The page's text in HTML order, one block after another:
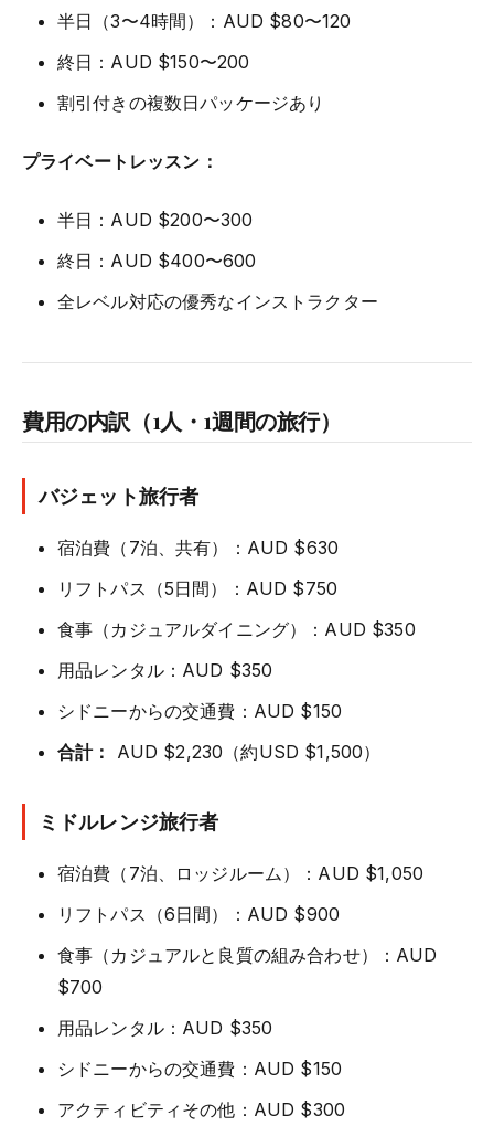
半日（3〜4時間）：AUD $80〜120
終日：AUD $150〜200
割引付きの複数日パッケージあり
プライベートレッスン：
半日：AUD $200〜300
終日：AUD $400〜600
全レベル対応の優秀なインストラクター
費用の内訳（1人・1週間の旅行）
バジェット旅行者
宿泊費（7泊、共有）：AUD $630
リフトパス（5日間）：AUD $750
食事（カジュアルダイニング）：AUD $350
用品レンタル：AUD $350
シドニーからの交通費：AUD $150
合計：
AUD $2,230（約USD $1,500）
ミドルレンジ旅行者
宿泊費（7泊、ロッジルーム）：AUD $1,050
リフトパス（6日間）：AUD $900
食事（カジュアルと良質の組み合わせ）：AUD
$700
用品レンタル：AUD $350
シドニーからの交通費：AUD $150
アクティビティその他：AUD $300